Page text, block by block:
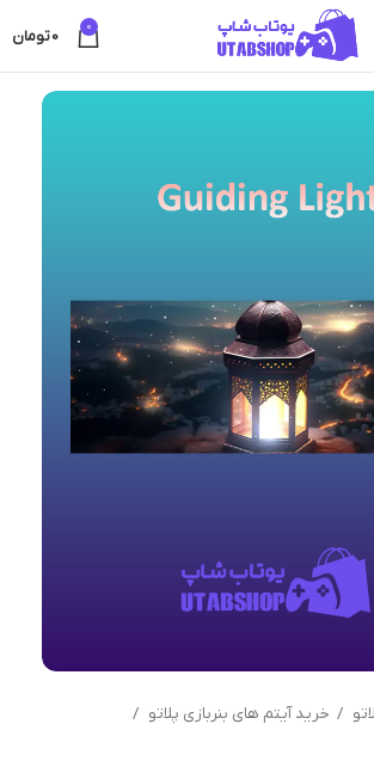
0
0تومان
خرید آیتم های بنربازی پلاتو